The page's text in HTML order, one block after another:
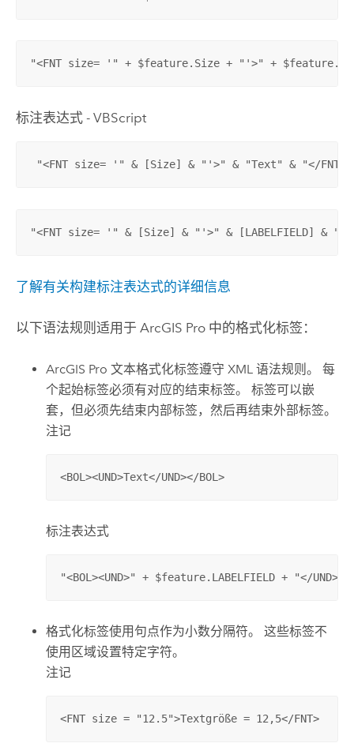
"<FNT size= '" + $feature.Size + "'>" +
标注表达式 - VBScript
"<FNT size= '" & [Size] & "'>" & "Text" & "</FNT>"
"<FNT size= '" & [Size] & "'>" & [LABELFIELD] & "</
了解有关构建标注表达式的详细信息
以下语法规则适用于 ArcGIS Pro中的格式化标签：
ArcGIS Pro 文本格式化标签遵守 XML 语法规则。 每
个起始标签必须有对应的结束标签。 标签可以嵌
套，但必须先结束内部标签，然后再结束外部标签。
注记
<BOL><UND>Text</UND></BOL>
标注表达式
"<BOL><UND>" + $feature.LABELFIELD + "</UND></
格式化标签使用句点作为小数分隔符。 这些标签不
使用区域设置特定字符。
注记
<FNT size = "12.5">Textgröße = 12,5</FNT>